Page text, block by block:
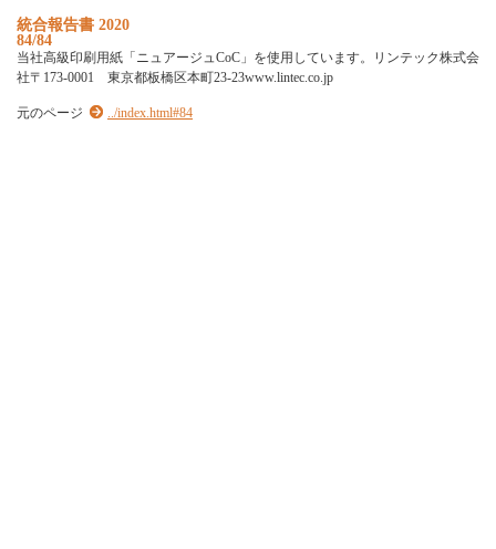
統合報告書 2020
84/84
当社高級印刷用紙「ニュアージュCoC」を使用しています。リンテック株式会
社〒173-0001 東京都板橋区本町23-23www.lintec.co.jp
元のページ ../index.html#84